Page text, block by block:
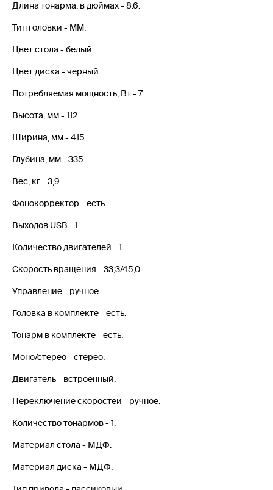
Длина тонарма, в дюймах - 8.6.
Тип головки - MM.
Цвет стола - белый.
Цвет диска - черный.
Потребляемая мощность, Вт - 7.
Высота, мм - 112.
Ширина, мм - 415.
Глубина, мм - 335.
Вес, кг - 3,9.
Фонокорректор - есть.
Выходов USB - 1.
Количество двигателей - 1.
Скорость вращения - 33,3/45,0.
Управление - ручное.
Головка в комплекте - есть.
Тонарм в комплекте - есть.
Моно/стерео - стерео.
Двигатель - встроенный.
Переключение скоростей - ручное.
Количество тонармов - 1.
Материал стола - МДФ.
Материал диска - МДФ.